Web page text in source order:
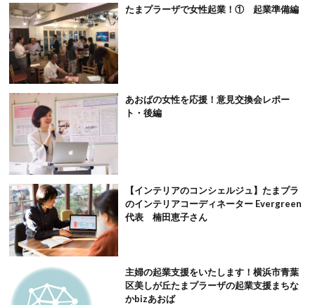
たまプラーザで女性起業！① 起業準備編
あおばの女性を応援！意見交換会レポー
ト・後編
【インテリアのコンシェルジュ】たまプラ
のインテリアコーディネーター Evergreen
代表 楠田恵子さん
主婦の起業支援をいたします！横浜市青葉
区美しが丘たまプラーザの起業支援まちな
かbizあおば